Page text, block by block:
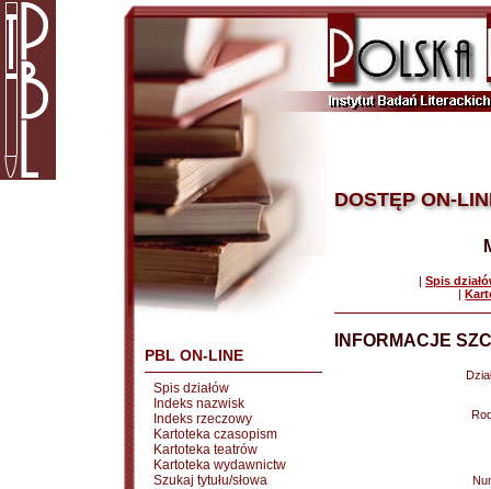
PBL ON-LINE
Spis działów
Indeks nazwisk
Indeks rzeczowy
Kartoteka czasopism
Kartoteka teatrów
Kartoteka wydawnictw
Szukaj tytułu/słowa
DOSTĘP ON-
| Spis
|
INFORMACJE